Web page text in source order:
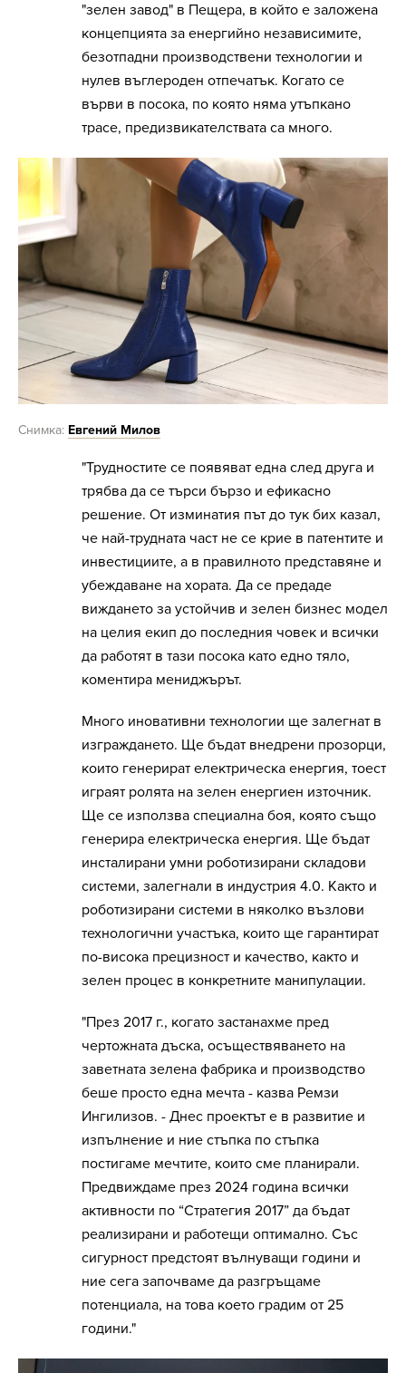
"зелен завод" в Пещера, в който е заложена
концепцията за енергийно независимите,
безотпадни производствени технологии и
нулев въглероден отпечатък. Когато се
върви в посока, по която няма утъпкано
трасе, предизвикателствата са много.
Снимка: Евгений Милов
"Трудностите се появяват една след друга и
трябва да се търси бързо и ефикасно
решение. От изминатия път до тук бих казал,
че най-трудната част не се крие в патентите и
инвестициите, а в правилното представяне и
убеждаване на хората. Да се предаде
виждането за устойчив и зелен бизнес модел
на целия екип до последния човек и всички
да работят в тази посока като едно тяло,
коментира мениджърът.
Много иновативни технологии ще залегнат в
изграждането. Ще бъдат внедрени прозорци,
които генерират електрическа енергия, тоест
играят ролята на зелен енергиен източник.
Ще се използва специална боя, която също
генерира електрическа енергия. Ще бъдат
инсталирани умни роботизирани складови
системи, залегнали в индустрия 4.0. Както и
роботизирани системи в няколко възлови
технологични участъка, които ще гарантират
по-висока прецизност и качество, както и
зелен процес в конкретните манипулации.
"През 2017 г., когато застанахме пред
чертожната дъска, осъществяването на
заветната зелена фабрика и производство
беше просто една мечта - казва Ремзи
Ингилизов. - Днес проектът е в развитие и
изпълнение и ние стъпка по стъпка
постигаме мечтите, които сме планирали.
Предвиждаме през 2024 година всички
активности по “Стратегия 2017” да бъдат
реализирани и работещи оптимално. Със
сигурност предстоят вълнуващи години и
ние сега започваме да разгръщаме
потенциала, на това което градим от 25
години."